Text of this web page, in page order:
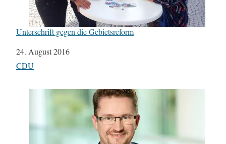
Unterschrift gegen die Gebietsreform
Datum
24. August 2016
In Bezug auf
CDU